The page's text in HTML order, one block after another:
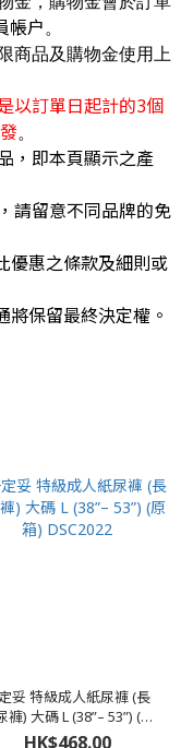
帳户。
商品及購物金使用上
以訂單日起計的3個
。
，即本頁顯示之產
請留意不同品牌的免
優惠之條款及細則或
保留最終決定權。
妥 特級成人紙尿褲 (長
(38”– 53”) (原
箱) DSC2022
HK$468.00